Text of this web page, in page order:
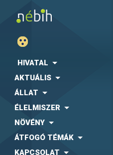
HIVATAL
AKTUÁLIS
ÁLLAT
ÉLELMISZER
NÖVÉNY
ÁTFOGÓ TÉMÁK
KAPCSOLAT